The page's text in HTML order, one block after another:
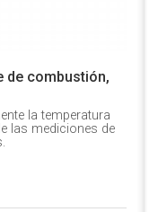
de combustión,
la temperatura
las mediciones de